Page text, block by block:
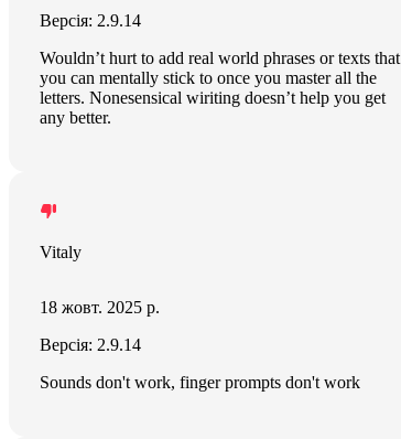
Версія: 2.9.14
Wouldn’t hurt to add real world phrases or texts that
you can mentally stick to once you master all the
letters. Nonesensical wiriting doesn’t help you get
any better.
Vitaly
18 жовт. 2025 р.
Версія: 2.9.14
Sounds don't work, finger prompts don't work